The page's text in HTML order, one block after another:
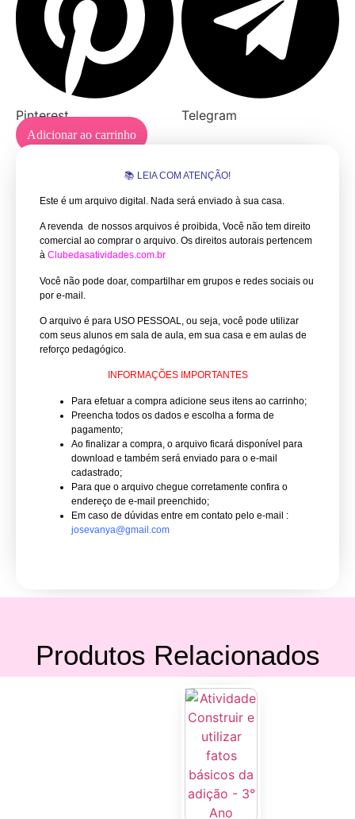
Pinterest Telegram
Adicionar ao carrinho
📚 LEIA COM ATENÇÃO!
Este é um arquivo digital. Nada será enviado à sua casa.
A revenda de nossos arquivos é proibida, Você não tem direito
comercial ao comprar o arquivo. Os direitos autorais pertencem
à Clubedasatividades.com.br
Você não pode doar, compartilhar em grupos e redes sociais ou
por e-mail.
O arquivo é para USO PESSOAL, ou seja, você pode utilizar
com seus alunos em sala de aula, em sua casa e em aulas de
reforço pedagógico.
INFORMAÇÕES IMPORTANTES
Para efetuar a compra adicione seus itens ao carrinho;
Preencha todos os dados e escolha a forma de
pagamento;
Ao finalizar a compra, o arquivo ficará disponível para
download e também será enviado para o e-mail
cadastrado;
Para que o arquivo chegue corretamente confira o
endereço de e-mail preenchido;
Em caso de dúvidas entre em contato pelo e-mail :
josevanya@gmail.com
Produtos Relacionados